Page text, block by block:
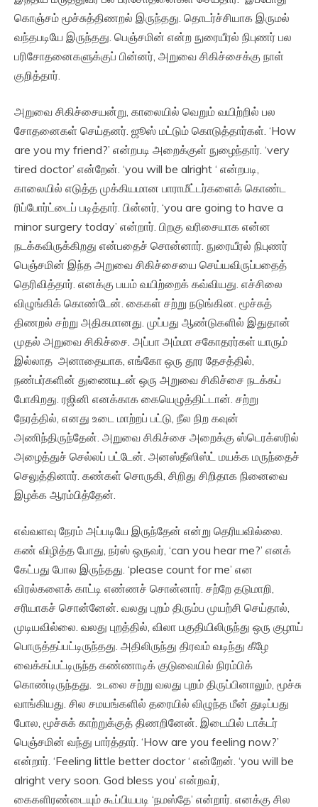
கொஞ்சம் மூச்சுத்திணறல் இருந்தது. தொடர்ச்சியாக இருமல்
வந்தபடியே இருந்தது. பெஞ்சமின் என்ற நுரையீரல் நிபுணர் பல
பரிசோதனைகளுக்குப் பின்னர், அறுவை சிகிச்சைக்கு நாள்
குறித்தார்.
அறுவை சிகிச்சையன்று, காலையில் வெறும் வயிற்றில் பல
சோதனைகள் செய்தனர். ஜூஸ் மட்டும் கொடுத்தார்கள். ‘How
are you my friend?’ என்றபடி அறைக்குள் நுழைந்தார். ‘very
tired doctor’ என்றேன். ‘you will be alright ‘ என்றபடி,
காலையில் எடுத்த முக்கியமான பாராமீட்டர்களைக் கொண்ட
ரிப்போர்ட்டைப் படித்தார். பின்னர், ‘you are going to have a
minor surgery today’ என்றார். பிறகு வரிசையாக என்ன
நடக்கவிருக்கிறது என்பதைச் சொன்னார். நுரையீரல் நிபுணர்
பெஞ்சமின் இந்த அறுவை சிகிச்சையை செய்யவிருப்பதைத்
தெரிவித்தார். எனக்கு பயம் வயிற்றைக் கவ்வியது. எச்சிலை
விழுங்கிக் கொண்டேன். கைகள் சற்று நடுங்கின. மூச்சுத்
திணறல் சற்று அதிகமானது. முப்பது ஆண்டுகளில் இதுதான்
முதல் அறுவை சிகிச்சை. அப்பா அம்மா சகோதரர்கள் யாரும்
இல்லாத அனாதையாக, எங்கோ ஒரு தூர தேசத்தில்,
நண்பர்களின் துணையுடன் ஒரு அறுவை சிகிச்சை நடக்கப்
போகிறது. ரஜினி எனக்காக கையெழுத்திட்டான். சற்று
நேரத்தில், எனது உடை மாற்றப் பட்டு, நீல நிற கவுன்
அணிந்திருந்தேன். அறுவை சிகிச்சை அறைக்கு ஸ்டெரக்ஸரில்
அழைத்துச் செல்லப் பட்டேன். அனஸ்தீஸிஸ்ட் மயக்க மருந்தைச்
செலுத்தினார். கண்கள் சொருகி, சிறிது சிறிதாக நினைவை
இழக்க ஆரம்பித்தேன்.
எவ்வளவு நேரம் அப்படியே இருந்தேன் என்று தெரியவில்லை.
கண் விழித்த போது, நர்ஸ் ஒருவர், ‘can you hear me?’ எனக்
கேட்பது போல இருந்தது. ‘please count for me’ என
விரல்களைக் காட்டி எண்ணச் சொன்னார். சற்றே தடுமாறி,
சரியாகச் சொன்னேன். வலது புறம் திரும்ப முயற்சி செய்தால்,
முடியவில்லை. வலது புறத்தில், விலா பகுதியிலிருந்து ஒரு குழாய்
பொருத்தப்பட்டிருந்தது. அதிலிருந்து திரவம் வடிந்து கீழே
வைக்கப்பட்டிருந்த கண்ணாடிக் குடுவையில் நிரம்பிக்
கொண்டிருந்தது. உடலை சற்று வலது புறம் திருப்பினாலும், மூச்சு
வாங்கியது. சில சமயங்களில் தரையில் விழுந்த மீன் துடிப்பது
போல, மூச்சுக் காற்றுக்குத் திணறினேன். இடையில் டாக்டர்
பெஞ்சமின் வந்து பார்த்தார். ‘How are you feeling now?’
என்றார். ‘Feeling little better doctor ‘ என்றேன். ‘you will be
alright very soon. God bless you’ என்றவர்,
கைகளிரண்டையும் கூப்பியபடி ‘நமஸ்தே’ என்றார். எனக்கு சில